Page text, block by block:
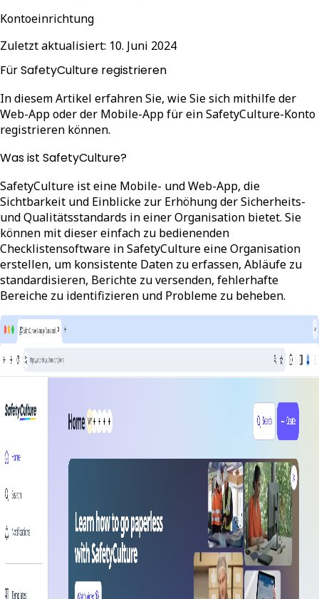
Kontoeinrichtung
Zuletzt aktualisiert: 10. Juni 2024
Für SafetyCulture registrieren
In diesem Artikel erfahren Sie, wie Sie sich mithilfe der
Web-App oder der Mobile-App für ein SafetyCulture-Konto
registrieren können.
Was ist SafetyCulture?
SafetyCulture ist eine Mobile- und Web-App, die
Sichtbarkeit und Einblicke zur Erhöhung der Sicherheits-
und Qualitätsstandards in einer Organisation bietet. Sie
können mit dieser einfach zu bedienenden
Checklistensoftware in SafetyCulture eine Organisation
erstellen, um konsistente Daten zu erfassen, Abläufe zu
standardisieren, Berichte zu versenden, fehlerhafte
Bereiche zu identifizieren und Probleme zu beheben.